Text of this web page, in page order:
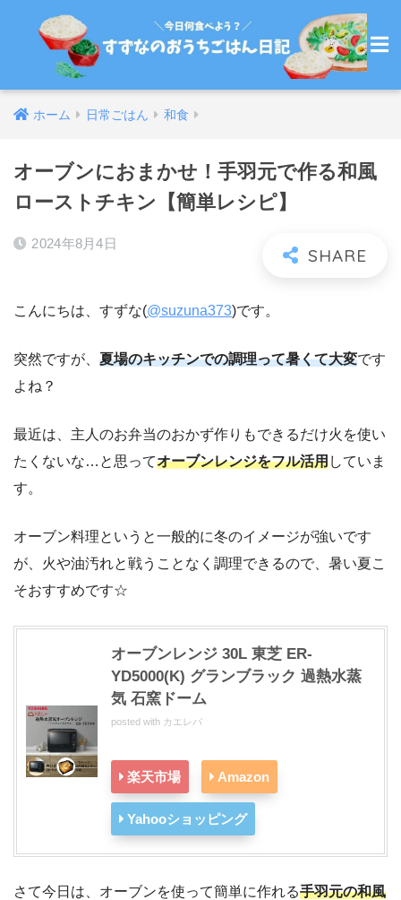
ホーム 日常ごはん 和食
オーブンにおまかせ！手羽元で作る和風
ローストチキン【簡単レシピ】
2024年8月4日
こんにちは、すずな(@suzuna373)です。
突然ですが、 夏場のキッチンでの調理って暑くて大変です
よね？
最近は、主人のお弁当のおかず作りもできるだけ火を使い
たくないな…と思ってオーブンレンジをフル活用していま
す。
オーブン料理というと一般的に冬のイメージが強いです
が、火や油汚れと戦うことなく調理できるので、暑い夏こ
そおすすめです☆
オーブンレンジ 30L 東芝 ER-
YD5000(K) グランブラック 過熱水蒸
気 石窯ドーム
posted with カエレバ
楽天市場 Amazon
Yahooショッピング
さて今日は、オーブンを使って簡単に作れる手羽元の和風